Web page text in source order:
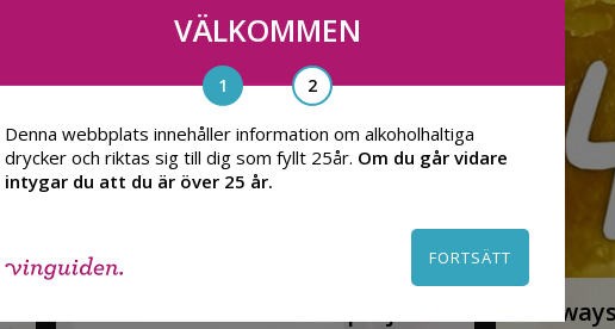
14
VÄLKOMMEN
Denna webbplats innehåller information om alkoholhaltiga
drycker och riktas sig till dig som fyllt 25år. Om du går vidare
intygar du att du är över 25 år.
FORTSÄTT